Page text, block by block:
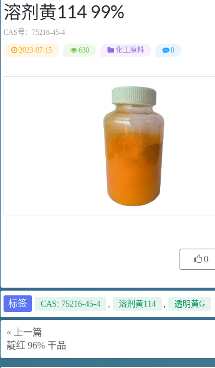
溶剂黄114 99%
CAS号： 75216-45-4
2023-07-15 630 化工原料 0
0
标签 CAS: 75216-45-4 , 溶剂黄114 , 透明黄G
« 上一篇
靛红 96% 干品
1 胍基乙酸 98%